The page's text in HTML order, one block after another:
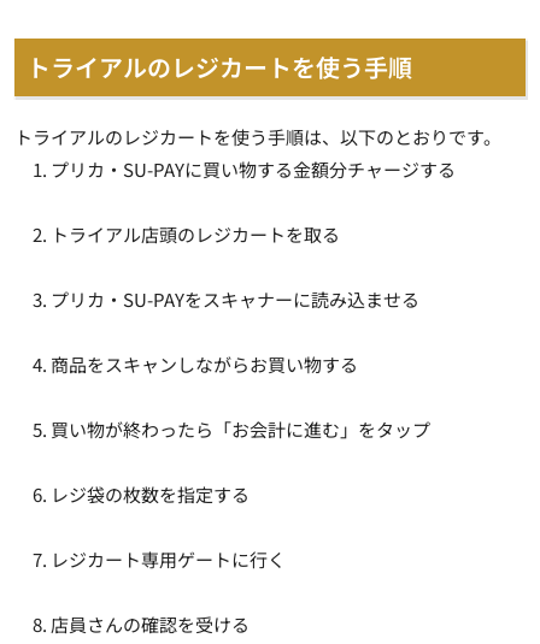
トライアルのレジカートを使う手順
トライアルのレジカートを使う手順は、以下のとおりです。
プリカ・SU-PAYに買い物する金額分チャージする
トライアル店頭のレジカートを取る
プリカ・SU-PAYをスキャナーに読み込ませる
商品をスキャンしながらお買い物する
買い物が終わったら「お会計に進む」をタップ
レジ袋の枚数を指定する
レジカート専用ゲートに行く
店員さんの確認を受ける